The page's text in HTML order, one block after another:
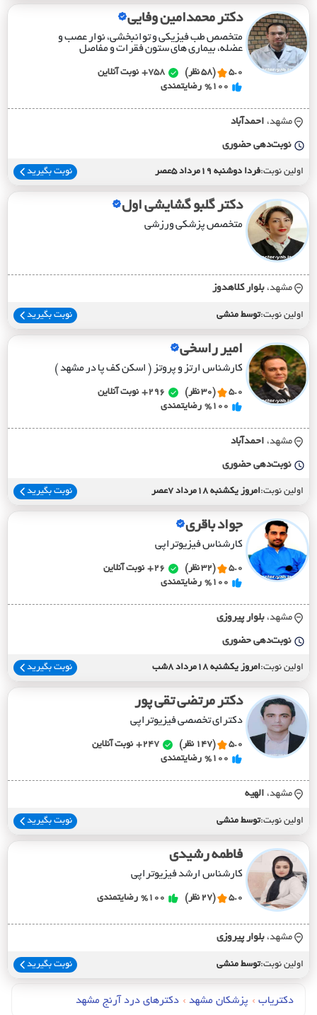
دکتر محمدامین وفایی
متخصص طب فیزیکی و توانبخشی، نوار عصب و
عضله، بیماری های ستون فقرات و مفاصل
5.0 (58 نظر) 758+
نوبت آنلاین
%100 رضایتمندی
مشهد، احمدآباد
نوبت‌دهی حضوری
اولین نوبت:فردا دوشنبه 19مرداد 5عصر نوبت بگیرید
دکتر گلبو گشایشی اول
متخصص پزشکی ورزشی
مشهد، بلوار کلاهدوز
اولین نوبت:توسط منشی نوبت بگیرید
امیر راسخی
کارشناس ارتز و پروتز ( اسکن کف پا در مشهد )
5.0 (30 نظر) 296+
نوبت آنلاین
%100 رضایتمندی
مشهد، احمدآباد
نوبت‌دهی حضوری
اولین نوبت:امروز یکشنبه 18مرداد 7عصر نوبت بگیرید
جواد باقری
کارشناس فیزیوتراپی
5.0 (32 نظر) 26+
نوبت آنلاین
%100 رضایتمندی
مشهد، بلوار پيروزي
نوبت‌دهی حضوری
اولین نوبت:امروز یکشنبه 18مرداد 8شب نوبت بگیرید
دکتر مرتضی تقی پور
دکترای تخصصی فیزیوتراپی
5.0 (147 نظر) 247+
نوبت آنلاین
%100 رضایتمندی
مشهد، الهيه
اولین نوبت:توسط منشی نوبت بگیرید
فاطمه رشیدی
کارشناس ارشد فیزیوتراپی
5.0 (27 نظر) %100 رضایتمندی
مشهد، بلوار پيروزي
اولین نوبت:توسط منشی نوبت بگیرید
دکتریاب › پزشکان مشهد › دکترهای درد آرنج مشهد